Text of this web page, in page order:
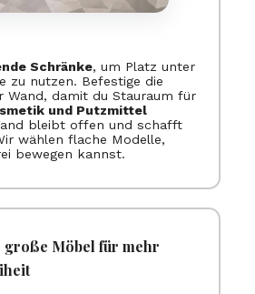
Schränke, um Platz unter
zu nutzen. Befestige die
Wand, damit du Stauraum für
und Putzmittel
bleibt offen und schafft
wählen flache Modelle,
bewegen kannst.
große Möbel für mehr